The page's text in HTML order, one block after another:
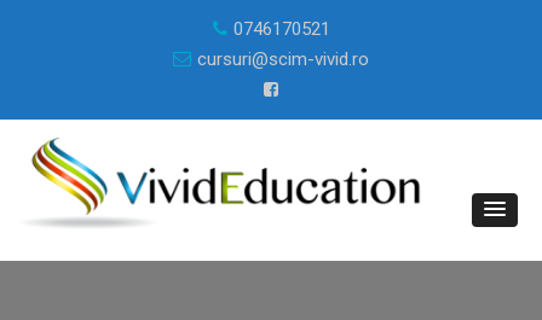
0746170521
cursuri@scim-vivid.ro